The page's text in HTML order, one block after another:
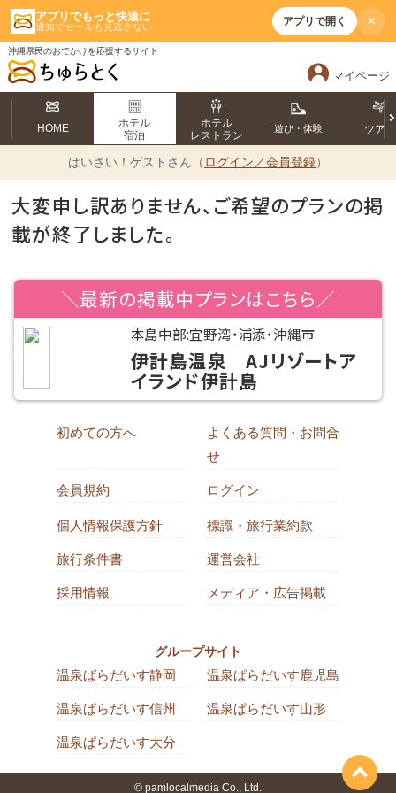
アプリでもっと快適に
通知でセールも見逃さない アプリで開く ×
沖縄県民のおでかけを応援するサイト
マイページ
HOME
ホテル
宿泊
ホテル
レストラン
遊び・体験 ツアー
はいさい！ ゲストさん（ ログイン／会員登録）
大変申し訳ありません、ご希望のプランの掲
載が終了しました。
＼最新の掲載中プランはこちら／
本島中部:宜野湾・浦添・沖縄市
伊計島温泉 AJリゾートア
イランド伊計島
初めての方へ
よくある質問・お問合
せ
会員規約 ログイン
個人情報保護方針 標識・旅行業約款
旅行条件書 運営会社
採用情報 メディア・広告掲載
グループサイト
温泉ぱらだいす静岡 温泉ぱらだいす鹿児島
温泉ぱらだいす信州 温泉ぱらだいす山形
温泉ぱらだいす大分
© pamlocalmedia Co., Ltd.